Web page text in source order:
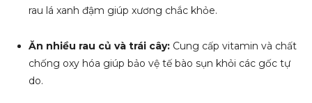
rau lá xanh đậm giúp xương chắc khỏe.
Ăn nhiều rau củ và trái cây: Cung cấp vitamin và chất
chống oxy hóa giúp bảo vệ tế bào sụn khỏi các gốc tự
do.